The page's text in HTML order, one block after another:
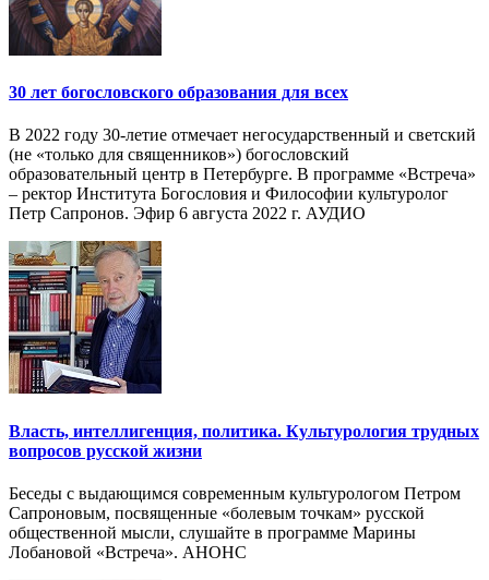
30 лет богословского образования для всех
В 2022 году 30-летие отмечает негосударственный и светский
(не «только для священников») богословский
образовательный центр в Петербурге. В программе «Встреча»
– ректор Института Богословия и Философии культуролог
Петр Сапронов. Эфир 6 августа 2022 г. АУДИО
Власть, интеллигенция, политика. Культурология трудных
вопросов русской жизни
Беседы с выдающимся современным культурологом Петром
Сапроновым, посвященные «болевым точкам» русской
общественной мысли, слушайте в программе Марины
Лобановой «Встреча». АНОНС